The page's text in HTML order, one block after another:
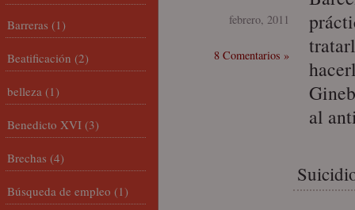
febrero, 2011
8 Comentarios »
al
Barreras (1)
Beatificación (2)
belleza (1)
Benedicto XVI (3)
Brechas (4)
Búsqueda de empleo (1)